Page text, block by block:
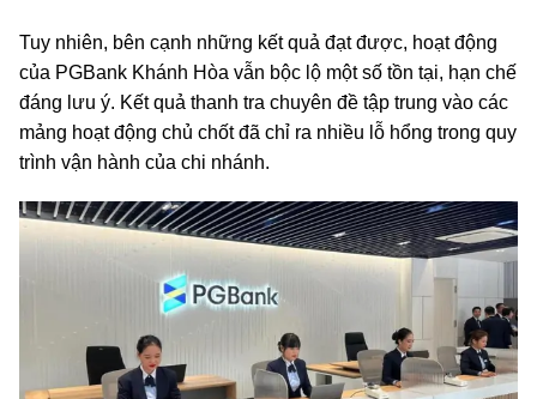
Tuy nhiên, bên cạnh những kết quả đạt được, hoạt động
của PGBank Khánh Hòa vẫn bộc lộ một số tồn tại, hạn chế
đáng lưu ý. Kết quả thanh tra chuyên đề tập trung vào các
mảng hoạt động chủ chốt đã chỉ ra nhiều lỗ hổng trong quy
trình vận hành của chi nhánh.